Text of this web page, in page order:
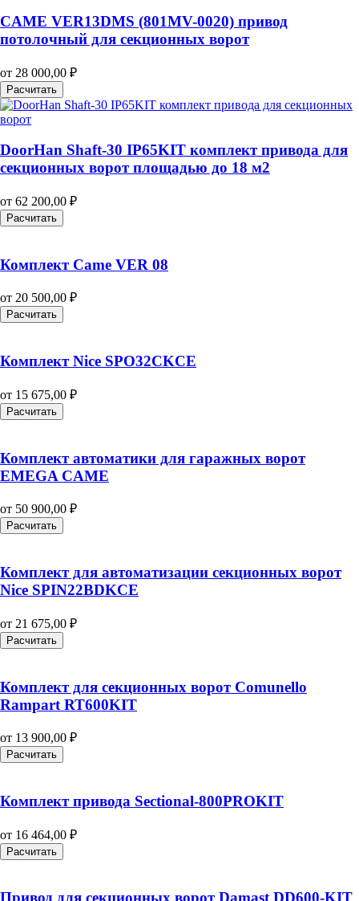
CAME VER13DMS (801MV-0020) привод
потолочный для секционных ворот
от 28 000,00 ₽
Расчитать
DoorHan Shaft-30 IP65KIT комплект привода для
секционных ворот площадью до 18 м2
от 62 200,00 ₽
Расчитать
Комплект Came VER 08
от 20 500,00 ₽
Расчитать
Комплект Nice SPO32CKCE
от 15 675,00 ₽
Расчитать
Комплект автоматики для гаражных ворот
EMEGA CAME
от 50 900,00 ₽
Расчитать
Комплект для автоматизации секционных ворот
Nice SPIN22BDKCE
от 21 675,00 ₽
Расчитать
Комплект для секционных ворот Comunello
Rampart RT600KIT
от 13 900,00 ₽
Расчитать
Комплект привода Sectional-800PROKIT
от 16 464,00 ₽
Расчитать